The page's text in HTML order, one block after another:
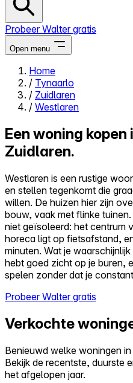
Probeer Walter gratis
Open menu
Close menu
Zelf kopen
Reviews
Prijzen
Log in
Probeer Walter gratis
Home
/ Tynaarlo
/ Zuidlaren
/ Westlaren
Een woning
Zuidlaren.
Westlaren is een rustige
en stellen tegenkomt die
willen. De huizen hier zijn
bouw, vaak met flinke
niet geïsoleerd: het centrum
horeca ligt op fietsafstand,
minuten. Wat je
hebt goed zicht op je buren,
spelen zonder dat je
Probeer Walter gratis
Verkochte
Benieuwd welke woningen
Bekijk de recentste, duurste
het afgelopen jaar.